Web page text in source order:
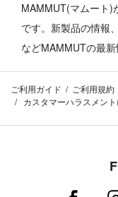
MAMMUT(マムート)
です。 新製品の情報
などMAMMUTの最新
ご利用ガイド ご利用規約
カスタマーハラスメン